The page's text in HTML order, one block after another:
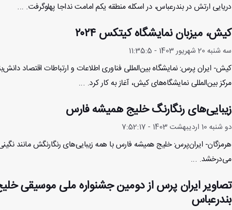
دریایی ارتش در بندرعباس، در اسکله منطقه یکم امامت نداجا پهلوگرفت. ...
کیش، میزبان نمایشگاه کیتکس ۲۰۲۴
سه شنبه 20 شهریور 1403 - 11:35:5
مرکز بین‌المللی نمایشگاه‌های کیش، آغاز به کار کرد. ...
زیبایی‌های رنگارنگ خلیج همیشه فارس
دو شنبه 10 اردیبهشت 1403 - 7:52:17
هرمزگان- ایران‌پرس: خلیج همیشه فارس با همه زیبایی‌های رنگارنگش مانند
می‌درخشد. ...
تصاویر ایران پرس از دومین جشنواره ملی موسیقی
بندرعباس